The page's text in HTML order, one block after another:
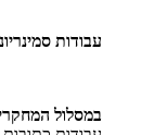
עבודות
במסלול